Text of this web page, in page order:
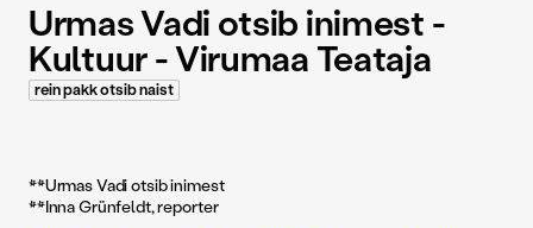
Urmas Vadi otsib inimest -
Kultuur - Virumaa Teataja
rein pakk otsib naist
**Urmas Vadi otsib inimest
**Inna Grünfeldt, reporter